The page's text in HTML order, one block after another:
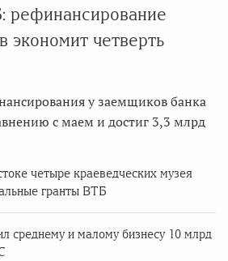
рефинансирование
экономит четверть
у заемщиков банка
с маем и достиг 3,3 млрд
четыре краеведческих музея
гранты ВТБ
среднему и малому бизнесу 10 млрд